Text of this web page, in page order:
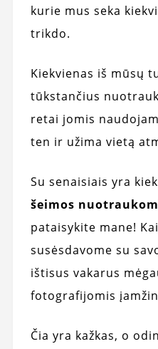
kurie mus seka
trikdo.
Kiekvienas iš mūsų
tūkstančius
retai jomis
ten ir užima vietą
Su senaisiais yra
šeimos
pataisykite mane!
susėsdavome su
ištisus vakarus
fotografijomis
Čia yra kažkas, o